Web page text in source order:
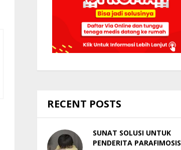
RECENT POSTS
SUNAT SOLUSI UNTUK
PENDERITA PARAFIMOSIS